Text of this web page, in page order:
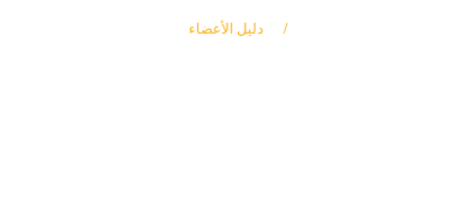
دليل الأعضاء